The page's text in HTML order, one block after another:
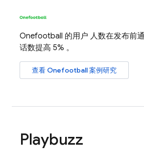
Onefootball 的用户 人数在发布前
话数提高 5% 。
查看 Onefootball 案例研究
Playbuzz